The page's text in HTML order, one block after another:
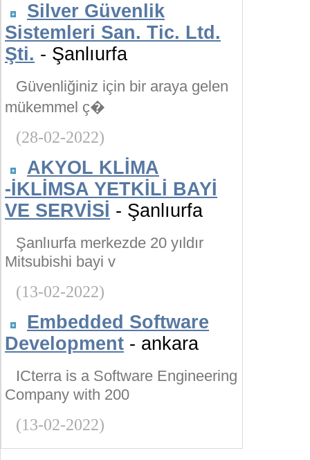
Silver Güvenlik
Sistemleri San. Tic. Ltd.
Şti. - Şanlıurfa
Güvenliğiniz için bir araya gelen
mükemmel ç�
(28-02-2022)
AKYOL KLİMA
-İKLİMSA YETKİLİ BAYİ
VE SERVİSİ - Şanlıurfa
Şanlıurfa merkezde 20 yıldır
Mitsubishi bayi v
(13-02-2022)
Embedded Software
Development - ankara
ICterra is a Software Engineering
Company with 200
(13-02-2022)